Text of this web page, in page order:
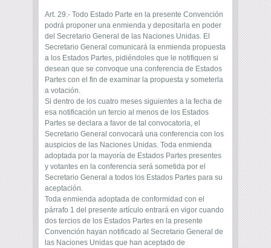
Art. 29.- Todo Estado Parte en la presente Convención
podrá proponer una enmienda y depositarla en poder
del Secretario General de las Naciones Unidas. El
Secretario General comunicará la enmienda propuesta
a los Estados Partes, pidiéndoles que le notifiquen si
desean que se convoque una conferencia de Estados
Partes con el fin de examinar la propuesta y someterla
a votación.
Si dentro de los cuatro meses siguientes a la fecha de
esa notificación un tercio al menos de los Estados
Partes se declara a favor de tal convocatoria, el
Secretario General convocará una conferencia con los
auspicios de las Naciones Unidas. Toda enmienda
adoptada por la mayoría de Estados Partes presentes
y votantes en la conferencia será sometida por el
Secretario General a todos los Estados Partes para su
aceptación.
Toda enmienda adoptada de conformidad con el
párrafo 1 del presente artículo entrará en vigor cuando
dos tercios de los Estados Partes en la presente
Convención hayan notificado al Secretario General de
las Naciones Unidas que han aceptado de